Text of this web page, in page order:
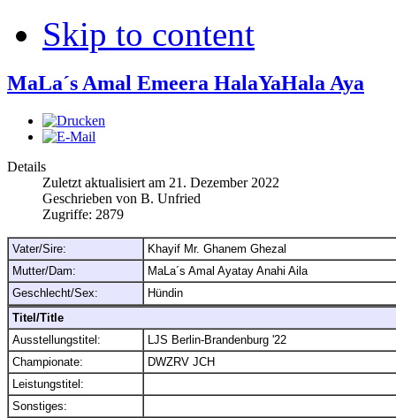
Skip to content
MaLa´s Amal Emeera HalaYaHala Aya
Details
Zuletzt aktualisiert am 21. Dezember 2022
Geschrieben von B. Unfried
Zugriffe: 2879
Vater/Sire:
Khayif Mr. Ghanem Ghezal
Mutter/Dam:
MaLa´s Amal Ayatay Anahi Aila
Geschlecht/Sex:
Hündin
Titel/Title
Ausstellungstitel:
LJS Berlin-Brandenburg '22
Championate:
DWZRV JCH
Leistungstitel:
Sonstiges: